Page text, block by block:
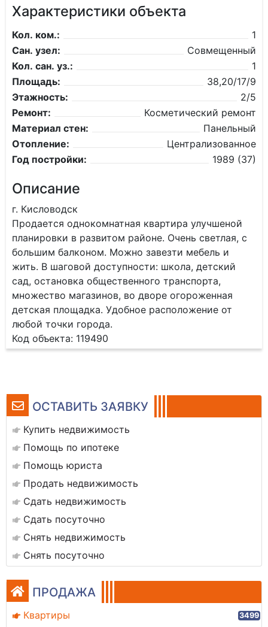
ОСТАВИТЬ ЗАЯВКУ
Купить недвижимость
Помощь по ипотеке
Помощь юриста
Продать недвижимость
Сдать недвижимость
Сдать посуточно
Снять недвижимость
Снять посуточно
ПРОДАЖА
Квартиры 3499
Характеристики объекта
Кол. ком.:
1
Сан. узел:
Совмещенный
Кол. сан. уз.:
1
Площадь:
38,20/17/9
Этажность:
2/5
Ремонт:
Косметический ремонт
Материал стен:
Панельный
Отопление:
Централизованное
Год постройки:
1989 (37)
Описание
г. Кисловодск
Продается однокомнатная квартира улучшеной
планировки в развитом районе. Очень светлая, с
большим балконом. Можно завезти мебель и
жить. В шаговой доступности: школа, детский
сад, остановка общественного транспорта,
множество магазинов, во дворе огороженная
детская площадка. Удобное расположение от
любой точки города.
Код объекта: 119490